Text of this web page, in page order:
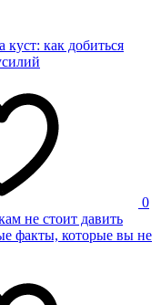
куст: как добиться
0
не стоит давить
факты, которые вы не